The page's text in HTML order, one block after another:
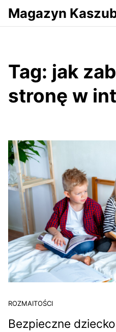
Przejdź do serwisu
Magazyn
Tag: jak
stronę w
ROZMAITOŚCI
Bezpieczne